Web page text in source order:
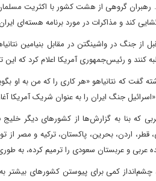
رهبران گروهی از هشت کشور با اکثریت مسلمان
کند و مذاکرات در مورد برنامه هسته‌ای
از جنگ در واشینگتن در مقابل بنیامین
کنند و رئیس‌جمهوری آمریکا اعلام کرد که
گفت که نتانیاهو «هر کاری را که من به او
جنگ ایران را به عنوان شریک آمریکا
که بنا به گزارش‌ها از کشورهای دیگر
قطر، اردن، بحرین، پاکستان، ترکیه و مصر
عربی و عربستان سعودی را ترمیم کرده، به
کمی برای پیوستن کشورهای بیشتر